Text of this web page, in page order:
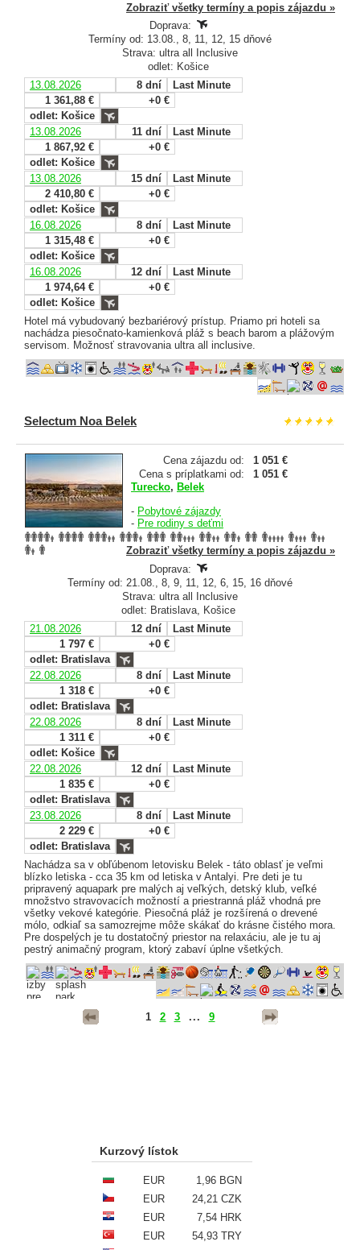
Zobraziť všetky termíny a popis zájazdu »
Doprava:
Termíny od: 13.08., 8, 11, 12, 15 dňové
Strava: ultra all Inclusive
odlet: Košice
13.08.2026
8 dní
Last Minute
1 361,88 €
+0 €
odlet: Košice
13.08.2026
11 dní
Last Minute
1 867,92 €
+0 €
odlet: Košice
13.08.2026
15 dní
Last Minute
2 410,80 €
+0 €
odlet: Košice
16.08.2026
8 dní
Last Minute
1 315,48 €
+0 €
odlet: Košice
16.08.2026
12 dní
Last Minute
1 974,64 €
+0 €
odlet: Košice
Hotel má vybudovaný bezbariérový prístup. Priamo pri hoteli sa
nachádza piesočnato-kamienková pláž s beach barom a plážovým
servisom. Možnosť stravovania ultra all inclusive.
Selectum Noa Belek
Cena zájazdu od:
1 051 €
Cena s príplatkami od:
1 051 €
Turecko, Belek
- Pobytové zájazdy
- Pre rodiny s deťmi
Zobraziť všetky termíny a popis zájazdu »
Doprava:
Termíny od: 21.08., 8, 9, 11, 12, 6, 15, 16 dňové
Strava: ultra all Inclusive
odlet: Bratislava, Košice
21.08.2026
12 dní
Last Minute
1 797 €
+0 €
odlet: Bratislava
22.08.2026
8 dní
Last Minute
1 318 €
+0 €
odlet: Bratislava
22.08.2026
8 dní
Last Minute
1 311 €
+0 €
odlet: Košice
22.08.2026
12 dní
Last Minute
1 835 €
+0 €
odlet: Bratislava
23.08.2026
8 dní
Last Minute
2 229 €
+0 €
odlet: Bratislava
Nachádza sa v obľúbenom letovisku Belek - táto oblasť je veľmi
blízko letiska - cca 35 km od letiska v Antalyi. Pre deti je tu
pripravený aquapark pre malých aj veľkých, detský klub, veľké
množstvo stravovacích možností a priestranná pláž vhodná pre
všetky vekové kategórie. Piesočná pláž je rozšírená o drevené
mólo, odkiaľ sa samozrejme môže skákať do krásne čistého mora.
Pre dospelých je tu dostatočný priestor na relaxáciu, ale je tu aj
pestrý animačný program, ktorý zabaví úplne všetkých.
1 2 3 ... 9
Kurzový lístok
EUR
1,96 BGN
EUR
24,21 CZK
EUR
7,54 HRK
EUR
54,93 TRY